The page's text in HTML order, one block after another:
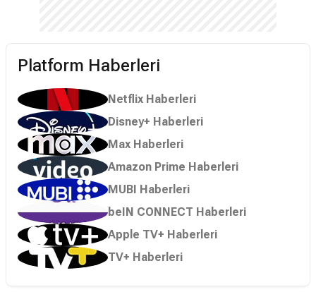
Platform Haberleri
Netflix Haberleri
Disney+ Haberleri
Max Haberleri
Amazon Prime Haberleri
MUBI Haberleri
beIN CONNECT Haberleri
Apple TV+ Haberleri
TV+ Haberleri